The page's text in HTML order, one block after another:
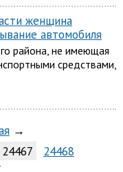
женщина
автомобиля
района, не имеющая
средствами,
→
24467
24468